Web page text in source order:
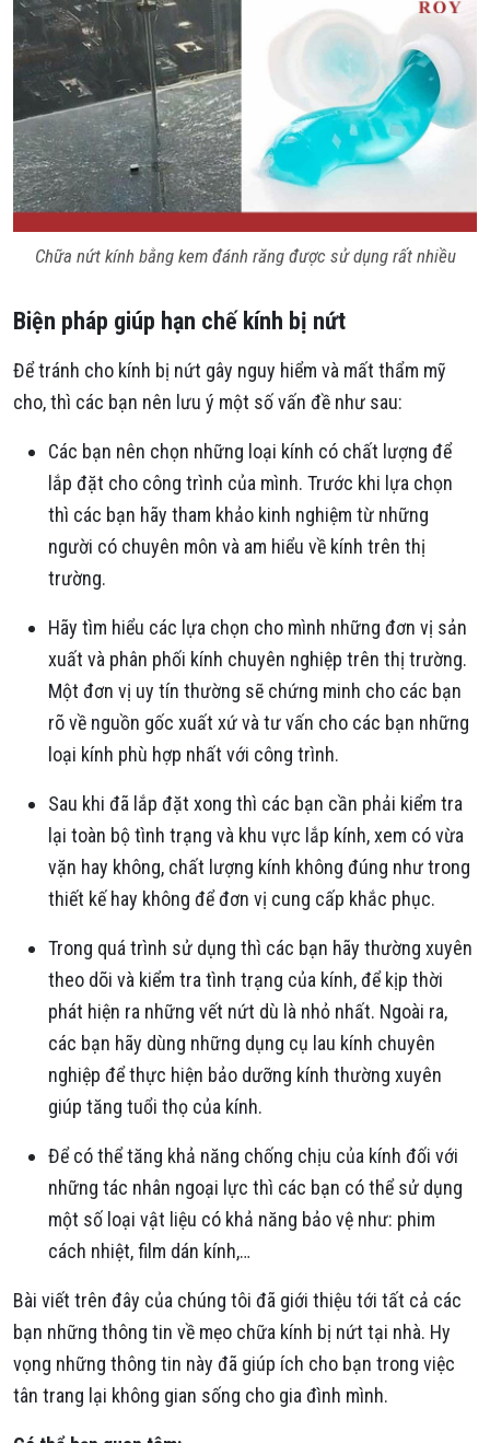
Chữa nứt kính bằng kem đánh răng được sử dụng rất nhiều
Biện pháp giúp hạn chế kính bị nứt
Để tránh cho kính bị nứt gây nguy hiểm và mất thẩm mỹ
cho, thì các bạn nên lưu ý một số vấn đề như sau:
Các bạn nên chọn những loại kính có chất lượng để
lắp đặt cho công trình của mình. Trước khi lựa chọn
thì các bạn hãy tham khảo kinh nghiệm từ những
người có chuyên môn và am hiểu về kính trên thị
trường.
Hãy tìm hiểu các lựa chọn cho mình những đơn vị sản
xuất và phân phối kính chuyên nghiệp trên thị trường.
Một đơn vị uy tín thường sẽ chứng minh cho các bạn
rõ về nguồn gốc xuất xứ và tư vấn cho các bạn những
loại kính phù hợp nhất với công trình.
Sau khi đã lắp đặt xong thì các bạn cần phải kiểm tra
lại toàn bộ tình trạng và khu vực lắp kính, xem có vừa
vặn hay không, chất lượng kính không đúng như trong
thiết kế hay không để đơn vị cung cấp khắc phục.
Trong quá trình sử dụng thì các bạn hãy thường xuyên
theo dõi và kiểm tra tình trạng của kính, để kịp thời
phát hiện ra những vết nứt dù là nhỏ nhất. Ngoài ra,
các bạn hãy dùng những dụng cụ lau kính chuyên
nghiệp để thực hiện bảo dưỡng kính thường xuyên
giúp tăng tuổi thọ của kính.
Để có thể tăng khả năng chống chịu của kính đối với
những tác nhân ngoại lực thì các bạn có thể sử dụng
một số loại vật liệu có khả năng bảo vệ như: phim
cách nhiệt, film dán kính,…
Bài viết trên đây của chúng tôi đã giới thiệu tới tất cả các
bạn những thông tin về mẹo chữa kính bị nứt tại nhà. Hy
vọng những thông tin này đã giúp ích cho bạn trong việc
tân trang lại không gian sống cho gia đình mình.